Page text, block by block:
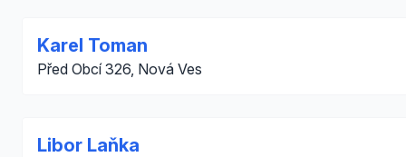
Karel Toman
Před Obcí 326, Nová Ves
Libor Laňka